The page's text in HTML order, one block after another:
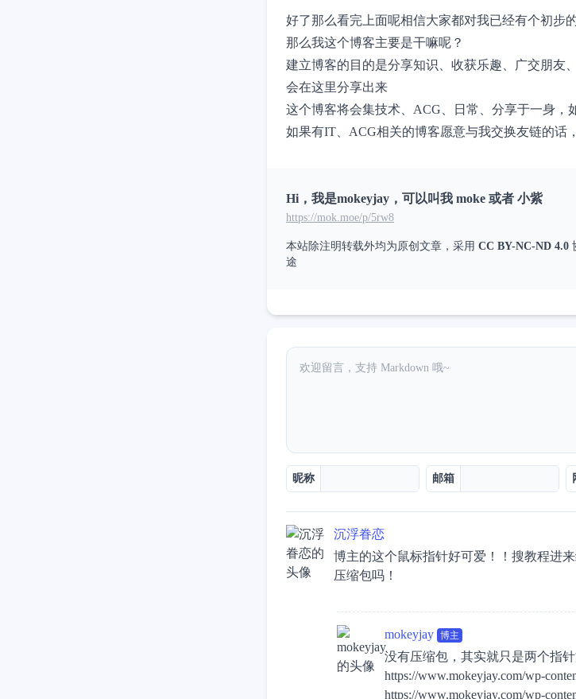
好了那么看完上面呢相信大家都对我已经有个初步
那么我这个博客主要是干嘛呢？
建立博客的目的是分享知识、收获乐趣、广交朋友
会在这里分享出来
这个博客将会集技术、ACG、日常、分享于一身，
如果有IT、ACG相关的博客愿意与我交换友链的话
Hi，我是mokeyjay，可以叫我 moke 或者 小紫
https://mok.moe/p/5rw8
本站除注明转载外均为原创文章，采用 CC BY-NC-ND 4.0
途
昵称 邮箱
沉浮眷恋
博主的这个鼠标指针好可爱！！搜教程进
压缩包吗！
mokeyjay 博主
没有压缩包，其实就只是两个指
https://www.mokeyjay.com/wp-
https://www.mokeyjay.com/wp-